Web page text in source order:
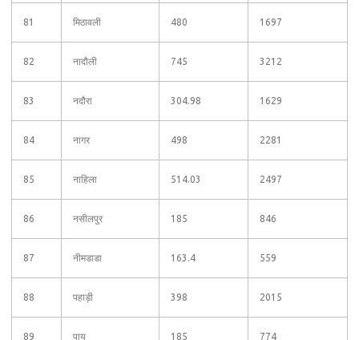
81 मिठावली 480 1697
82 नादौली 745 3212
83 नदौरा 304.98 1629
84 नागर 498 2281
85 नाहिला 514.03 2497
86 नसीलपुर 185 846
87 नीमडाडा 163.4 559
88 पहाड़ी 398 2015
89 पाय 185 774